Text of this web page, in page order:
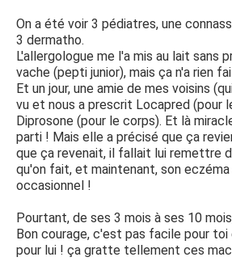
On a été voir 3 pédiatres, une
3 dermatho.
L'allergologue me l'a mis au lait sans
vache (pepti junior), mais ça n'a rien
Et un jour, une amie de mes voisins
vu et nous a prescrit Locapred (pour
Diprosone (pour le corps). Et là
parti ! Mais elle a précisé que ça
que ça revenait, il fallait lui remettre
qu'on fait, et maintenant, son
occasionnel !
Pourtant, de ses 3 mois à ses 10
Bon courage, c'est pas facile pour
pour lui ! ça gratte tellement ces